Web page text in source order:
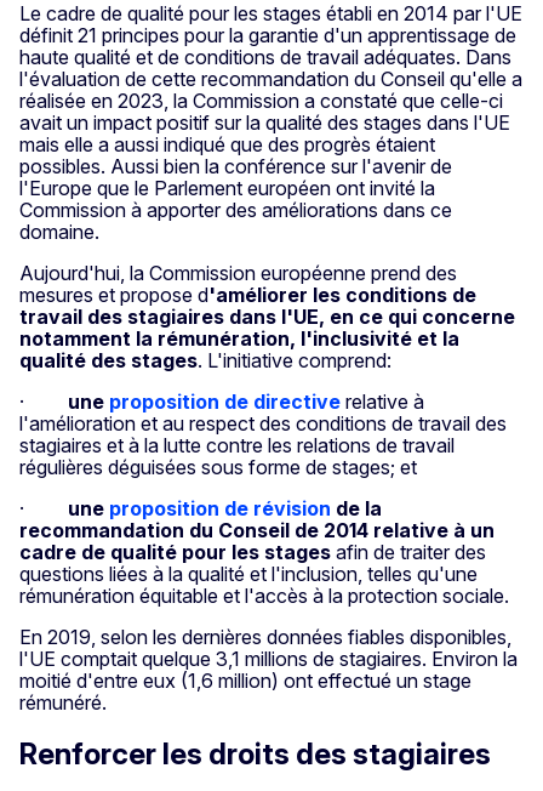
Le cadre de qualité pour les stages établi en 2014 par l'UE
définit 21 principes pour la garantie d'un apprentissage de
haute qualité et de conditions de travail adéquates. Dans
l'évaluation de cette recommandation du Conseil qu'elle a
réalisée en 2023, la Commission a constaté que celle-ci
avait un impact positif sur la qualité des stages dans l'UE
mais elle a aussi indiqué que des progrès étaient
possibles. Aussi bien la conférence sur l'avenir de
l'Europe que le Parlement européen ont invité la
Commission à apporter des améliorations dans ce
domaine.
Aujourd'hui, la Commission européenne prend des
mesures et propose d'améliorer les conditions de
travail des stagiaires dans l'UE, en ce qui concerne
notamment la rémunération, l'inclusivité et la
qualité des stages. L'initiative comprend:
· une proposition de directive relative à
l'amélioration et au respect des conditions de travail des
stagiaires et à la lutte contre les relations de travail
régulières déguisées sous forme de stages; et
· une proposition de révision de la
recommandation du Conseil de 2014 relative à un
cadre de qualité pour les stages afin de traiter des
questions liées à la qualité et l'inclusion, telles qu'une
rémunération équitable et l'accès à la protection sociale.
En 2019, selon les dernières données fiables disponibles,
l'UE comptait quelque 3,1 millions de stagiaires. Environ la
moitié d'entre eux (1,6 million) ont effectué un stage
rémunéré.
Renforcer les droits des stagiaires